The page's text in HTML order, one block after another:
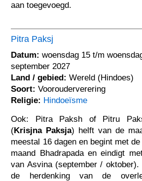
aan toegevoegd.
Pitra Paksj
Datum: woensdag 15 t/m
september 2027
Land / gebied: Wereld (Hindoes)
Soort: Voorouderverering
Religie: Hindoeïsme
Ook: Pitra Paksh of Pitru
(Krisjna Paksja) helft van de
meestal 16 dagen en begint met
maand Bhadrapada en eindigt
van Asvina (september /
de herdenking van de